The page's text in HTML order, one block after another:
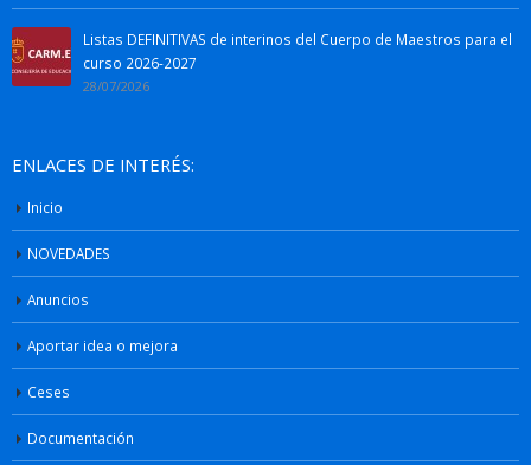
Listas DEFINITIVAS de interinos del Cuerpo de Maestros para el
curso 2026-2027
28/07/2026
ENLACES DE INTERÉS:
Inicio
NOVEDADES
Anuncios
Aportar idea o mejora
Ceses
Documentación